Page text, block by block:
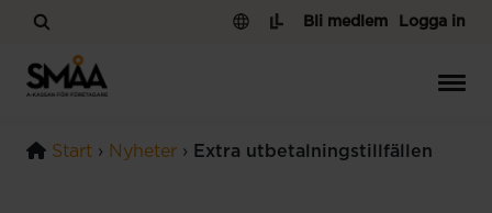
Hoppa till innehåll
Logga in
Bli medlem
Start › Nyheter › Extra utbetalningstillfällen